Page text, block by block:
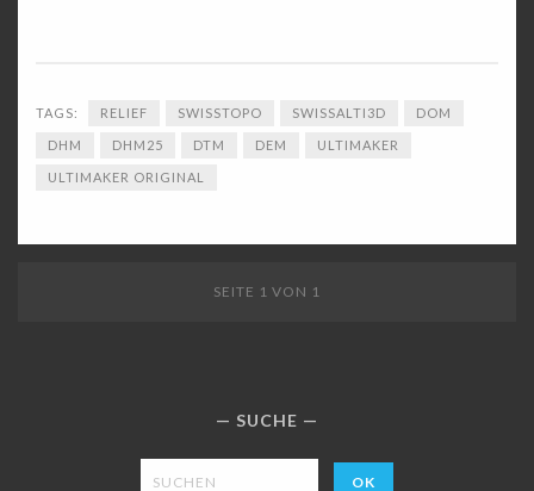
TAGS: RELIEF SWISSTOPO SWISSALTI3D DOM
DHM DHM25 DTM DEM ULTIMAKER
ULTIMAKER ORIGINAL
SEITE 1 VON 1
SUCHE